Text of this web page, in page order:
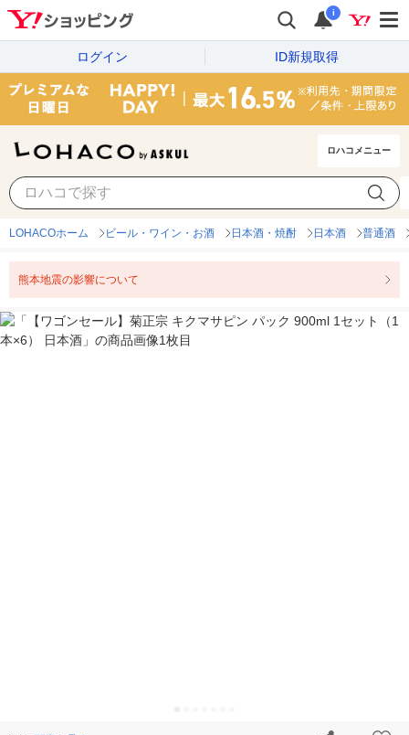
i
ログイン ID新規取得
ロハコメニュー
LOHACOホーム ビール・ワイン・お酒 日本酒・焼酎 日本酒 普通酒
熊本地震の影響について